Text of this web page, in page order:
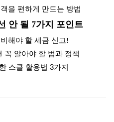
을 편하게 만드는 방법
안 될 7가지 포인트
해야 할 세금 신고!
꼭 알아야 할 법과 정책
스클 활용법 3가지